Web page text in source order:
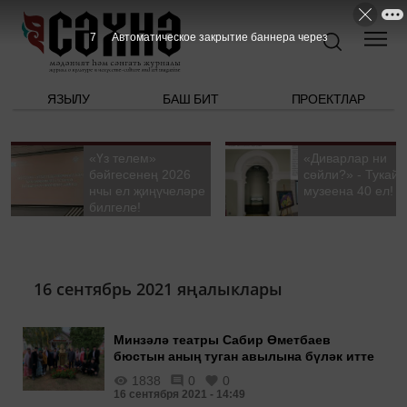
ЯЗЫЛУ БАШ БИТ ПРОЕКТЛАР
«Үз телем»
бәйгесенең 2026
нчы ел җиңүчеләре
билгеле!
«Диварлар ни
сөйли?» - Тукай
музеена 40 ел!
16 сентябрь 2021 яңалыклары
Минзәлә театры Сабир Өметбаев
бюстын аның туган авылына бүләк итте
1838
0 0
16 сентября 2021 - 14:49
7 Автоматическое закрытие баннера через